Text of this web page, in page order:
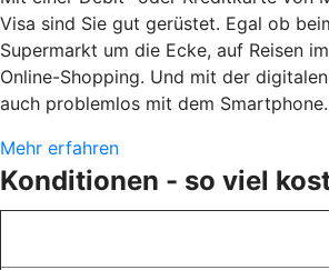
Visa sind Sie gut gerüstet. Egal ob
Supermarkt um die Ecke, auf Reisen
Online-Shopping. Und mit der
auch problemlos mit dem Smartphone.
Mehr erfahren
Konditionen - so viel